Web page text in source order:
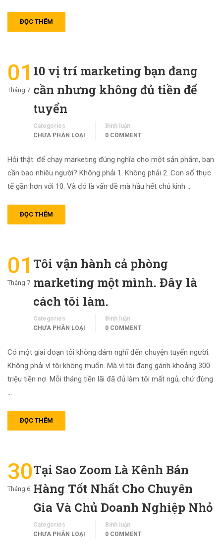
ĐỌC THÊM
01
Tháng 7
10 vị trí marketing bạn đang
cần nhưng không đủ tiền để
tuyển
Categories
CHƯA PHÂN LOẠI
Bình luận
0 COMMENT
Hỏi thật: để chạy marketing đúng nghĩa cho một sản phẩm, bạn
cần bao nhiêu người? Không phải 1. Không phải 2. Con số thực
tế gần hơn với 10. Và đó là vấn đề mà hầu hết chủ kinh …
ĐỌC THÊM
01
Tháng 7
Tôi vận hành cả phòng
marketing một mình. Đây là
cách tôi làm.
Categories
CHƯA PHÂN LOẠI
Bình luận
0 COMMENT
Có một giai đoạn tôi không dám nghĩ đến chuyện tuyển người.
Không phải vì tôi không muốn. Mà vì tôi đang gánh khoảng 300
triệu tiền nợ. Mỗi tháng tiền lãi đã đủ làm tôi mất ngủ, chứ đừng
…
ĐỌC THÊM
30
Tháng 6
Tại Sao Zoom Là Kênh Bán
Hàng Tốt Nhất Cho Chuyên
Gia Và Chủ Doanh Nghiệp Nhỏ
Categories
CHƯA PHÂN LOẠI
Bình luận
0 COMMENT